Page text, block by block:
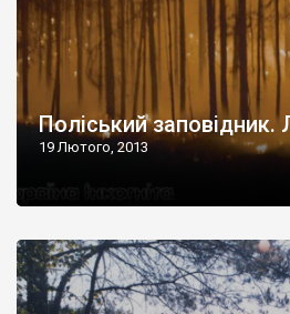
Поліський заповідник.
19 Лютого, 2013